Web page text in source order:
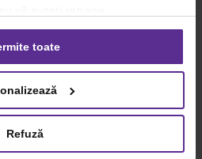
click pe linkul către
cookie.Detalii
toate
Refuză